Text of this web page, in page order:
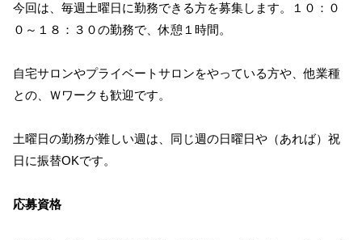
今回は、毎週土曜日に勤務できる方を募集します。１０：０
０～１８：３０の勤務で、休憩１時間。
自宅サロンやプライベートサロンをやっている方や、他業種
との、Ｗワークも歓迎です。
土曜日の勤務が難しい週は、同じ週の日曜日や（あれば）祝
日に振替OKです。
応募資格